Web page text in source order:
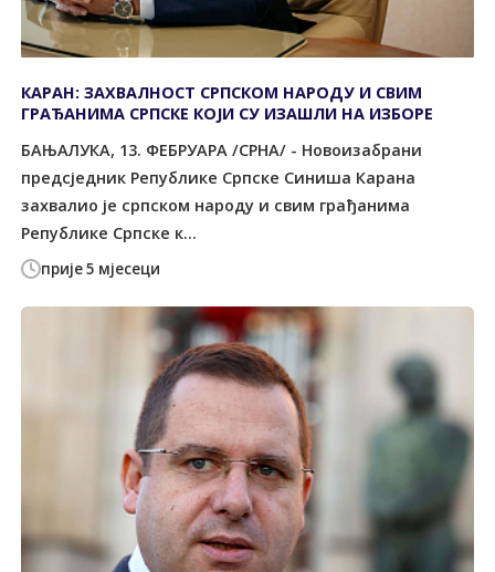
прије 5 мјесеци
КАРАН: ЗАХВАЛНОСТ СРПСКОМ НАРОДУ И СВИМ
ГРАЂАНИМА СРПСКЕ КОЈИ СУ ИЗАШЛИ НА ИЗБОРЕ
БАЊАЛУКА, 13. ФЕБРУАРА /СРНА/ - Новоизабрани
предсједник Републике Српске Синиша Карана
захвалио је српском народу и свим грађанима
Републике Српске к...